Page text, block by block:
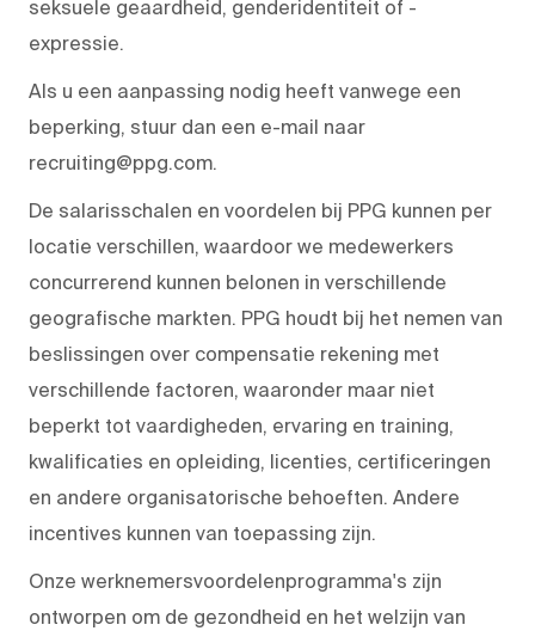
seksuele geaardheid, genderidentiteit of -
expressie.
Als u een aanpassing nodig heeft vanwege een
beperking, stuur dan een e-mail naar
recruiting@ppg.com.
De salarisschalen en voordelen bij PPG kunnen per
locatie verschillen, waardoor we medewerkers
concurrerend kunnen belonen in verschillende
geografische markten. PPG houdt bij het nemen van
beslissingen over compensatie rekening met
verschillende factoren, waaronder maar niet
beperkt tot vaardigheden, ervaring en training,
kwalificaties en opleiding, licenties, certificeringen
en andere organisatorische behoeften. Andere
incentives kunnen van toepassing zijn.
Onze werknemersvoordelenprogramma's zijn
ontworpen om de gezondheid en het welzijn van